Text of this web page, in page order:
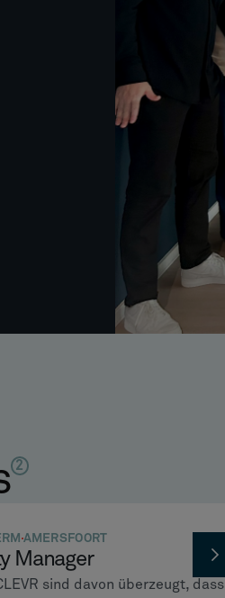
2
AMERSFOORT
Manager
sind davon überzeugt, dass